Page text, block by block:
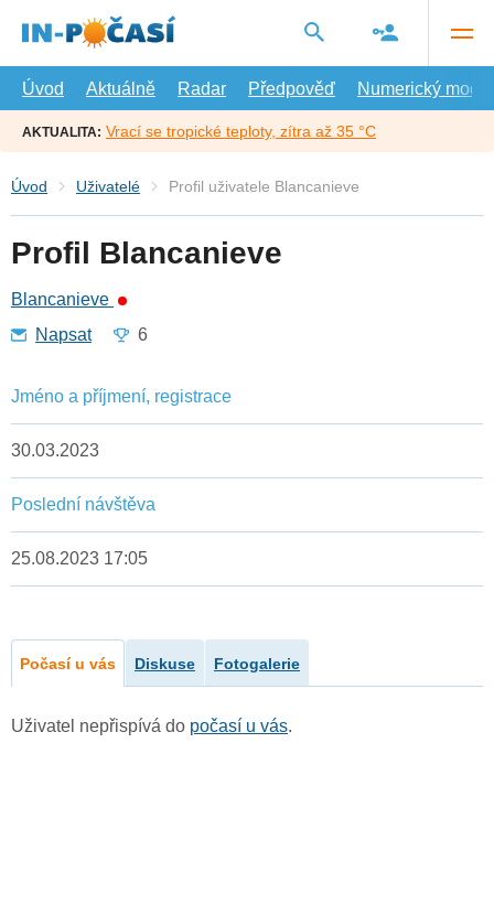
hlavní
Úvod
Aktuálně Radar Předpověď Numerický model
AKTUALITA: Vrací se tropické teploty, zítra až 35 °C
Úvod Uživatelé Profil uživatele Blancanieve
Profil Blancanieve
Blancanieve
Napsat
6
Jméno a příjmení, registrace
30.03.2023
Poslední návštěva
25.08.2023 17:05
Počasí u vás Diskuse Fotogalerie
Uživatel nepřispívá do počasí u vás.